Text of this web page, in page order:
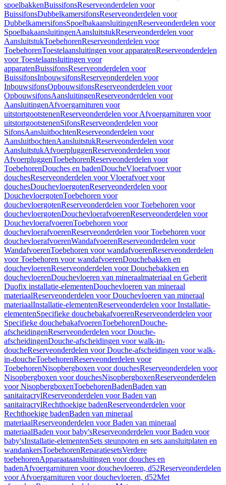
spoelbakkenBuissifonsReserveonderdelen voor
BuissifonsDubbelkamersifonsReserveonderdelen voor
DubbelkamersifonsSpoelbakaansluitingenReserveonderdelen voor
SpoelbakaansluitingenAansluitstukReserveonderdelen voor
AansluitstukToebehorenReserveonderdelen voor
ToebehorenToestelaansluitingen voor apparatenReserveonderdelen
voor Toestelaansluitingen voor
apparatenBuissifonsReserveonderdelen voor
BuissifonsInbouwsifonsReserveonderdelen voor
InbouwsifonsOpbouwsifonsReserveonderdelen voor
OpbouwsifonsAansluitingenReserveonderdelen voor
AansluitingenAfvoergarnituren voor
uitstortgootstenenReserveonderdelen voor Afvoergarnituren voor
uitstortgootstenenSifonsReserveonderdelen voor
SifonsAansluitbochtenReserveonderdelen voor
AansluitbochtenAansluitstukReserveonderdelen voor
AansluitstukAfvoerpluggenReserveonderdelen voor
AfvoerpluggenToebehorenReserveonderdelen voor
ToebehorenDouches en badenDoucheVloerafvoer voor
douchesReserveonderdelen voor Vloerafvoer voor
douchesDouchevloergotenReserveonderdelen voor
DouchevloergotenToebehoren voor
douchevloergotenReserveonderdelen voor Toebehoren voor
douchevloergotenDouchevloerafvoerenReserveonderdelen voor
DouchevloerafvoerenToebehoren voor
douchevloerafvoerenReserveonderdelen voor Toebehoren voor
douchevloerafvoerenWandafvoerenReserveonderdelen voor
WandafvoerenToebehoren voor wandafvoerenReserveonderdelen
voor Toebehoren voor wandafvoerenDouchebakken en
douchevloerenReserveonderdelen voor Douchebakken en
douchevloerenDouchevloeren van mineraalmateriaal en Geberit
Duofix installatie-elementenDouchevloeren van mineraal
materiaalReserveonderdelen voor Douchevloeren van mineraal
materiaalInstallatie-elementenReserveonderdelen voor Installatie-
elementenSpecifieke douchebakafvoerenReserveonderdelen voor
Specifieke douchebakafvoerenToebehorenDouche-
afscheidingenReserveonderdelen voor Douche-
afscheidingenDouche-afscheidingen voor walk-in-
doucheReserveonderdelen voor Douche-afscheidingen voor walk-
in-doucheToebehorenReserveonderdelen voor
ToebehorenNisopbergboxen voor douchesReserveonderdelen voor
Nisopbergboxen voor douchesNisopbergboxenReserveonderdelen
voor NisopbergboxenToebehorenBadenBaden van
sanitairacrylReserveonderdelen voor Baden van
sanitairacrylRechthoekige badenReserveonderdelen voor
Rechthoekige badenBaden van mineraal
materiaalReserveonderdelen voor Baden van mineraal
materiaalBaden voor baby'sReserveonderdelen voor Baden voor
baby'sInstallatie-elementenSets steunpoten en sets aansluitplaten en
wandankersToebehorenReparatiesetsVerdere
toebehorenApparaataansluitingen voor douches en
badenAfvoergarnituren voor douchevloeren, d52Reserveonderdelen
voor Afvoergarnituren voor douchevloeren, d52Met